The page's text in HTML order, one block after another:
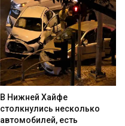
В Нижней Хайфе
столкнулись несколько
автомобилей, есть